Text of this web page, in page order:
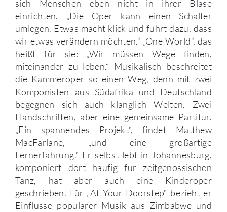
sich Menschen eben nicht in ihrer Blase
einrichten. „Die Oper kann einen Schalter
umlegen. Etwas macht klick und führt dazu, dass
wir etwas verändern möchten.“ „One World“, das
heißt für sie: „Wir müssen Wege finden,
miteinander zu leben.“ Musikalisch beschreitet
die Kammeroper so einen Weg, denn mit zwei
Komponisten aus Südafrika und Deutschland
begegnen sich auch klanglich Welten. Zwei
Handschriften, aber eine gemeinsame Partitur.
„Ein spannendes Projekt“, findet Matthew
MacFarlane, „und eine großartige
Lernerfahrung.“ Er selbst lebt in Johannesburg,
komponiert dort häufig für zeitgenössischen
Tanz, hat aber auch eine Kinderoper
geschrieben. Für „At Your Doorstep“ bezieht er
Einflüsse populärer Musik aus Zimbabwe und